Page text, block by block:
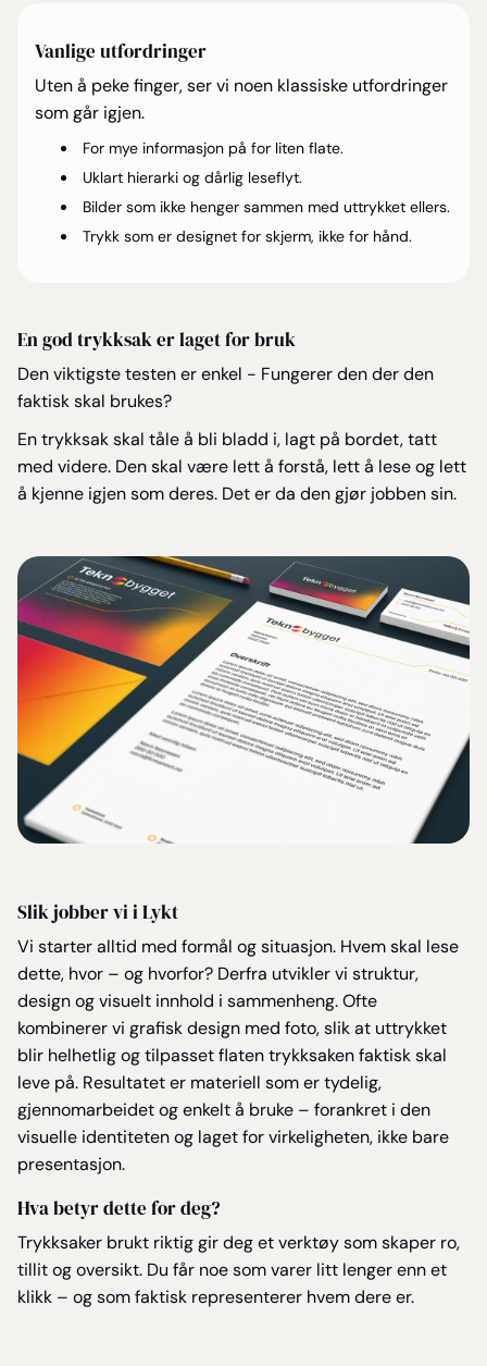
Vanlige utfordringer
Uten å peke finger, ser vi noen klassiske utfordringer
som går igjen.
For mye informasjon på for liten flate.
Uklart hierarki og dårlig leseflyt.
Bilder som ikke henger sammen med uttrykket ellers.
Trykk som er designet for skjerm, ikke for hånd.
En god trykksak er laget for bruk
Den viktigste testen er enkel - Fungerer den der den
faktisk skal brukes?
En trykksak skal tåle å bli bladd i, lagt på bordet, tatt
med videre. Den skal være lett å forstå, lett å lese og lett
å kjenne igjen som deres. Det er da den gjør jobben sin.
Slik jobber vi i Lykt
Vi starter alltid med formål og situasjon. Hvem skal lese
dette, hvor – og hvorfor? Derfra utvikler vi struktur,
design og visuelt innhold i sammenheng. Ofte
kombinerer vi grafisk design med foto, slik at uttrykket
blir helhetlig og tilpasset flaten trykksaken faktisk skal
leve på. Resultatet er materiell som er tydelig,
gjennomarbeidet og enkelt å bruke – forankret i den
visuelle identiteten og laget for virkeligheten, ikke bare
presentasjon.
Hva betyr dette for deg?
Trykksaker brukt riktig gir deg et verktøy som skaper ro,
tillit og oversikt. Du får noe som varer litt lenger enn et
klikk – og som faktisk representerer hvem dere er.